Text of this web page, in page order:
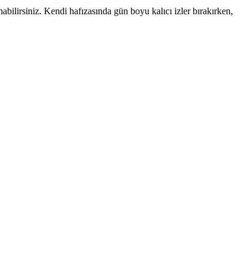
Kendi hafızasında gün boyu kalıcı izler bırakırken,